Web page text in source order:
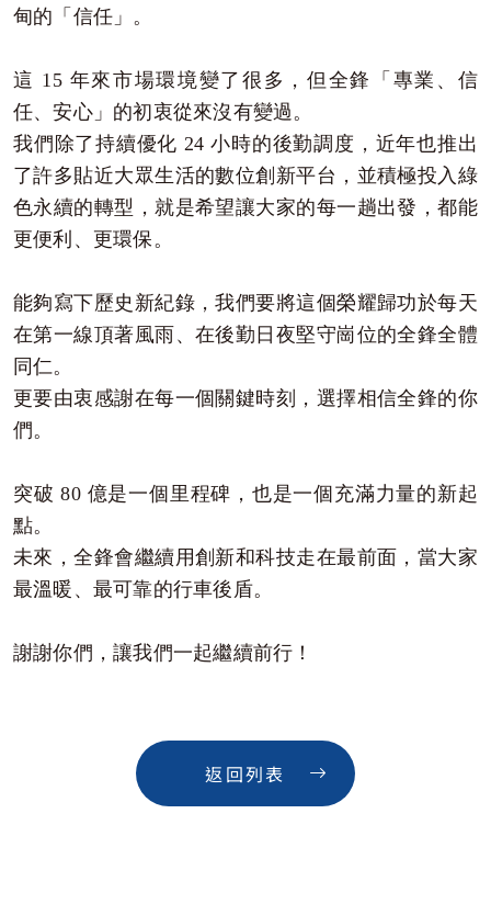
甸的「信任」。
這 15 年來市場環境變了很多，但全鋒「專業、信
任、安心」的初衷從來沒有變過。
我們除了持續優化 24 小時的後勤調度，近年也推出
了許多貼近大眾生活的數位創新平台，並積極投入綠
色永續的轉型，就是希望讓大家的每一趟出發，都能
更便利、更環保。
能夠寫下歷史新紀錄，我們要將這個榮耀歸功於每天
在第一線頂著風雨、在後勤日夜堅守崗位的全鋒全體
同仁。
更要由衷感謝在每一個關鍵時刻，選擇相信全鋒的你
們。
突破 80 億是一個里程碑，也是一個充滿力量的新起
點。
未來，全鋒會繼續用創新和科技走在最前面，當大家
最溫暖、最可靠的行車後盾。
謝謝你們，讓我們一起繼續前行！
返回列表